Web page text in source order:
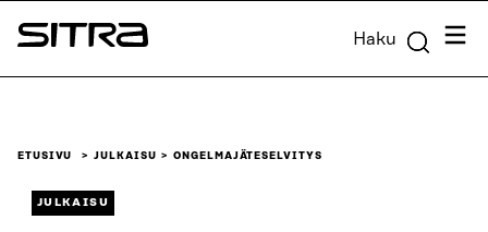
Siirry
suoraan
Sitra Haku
ETUSIVU JULKAISU ONGELMAJÄTESELVITYS
JULKAISU